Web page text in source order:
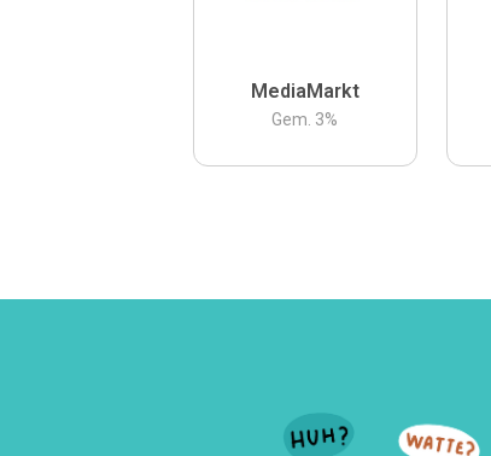
MediaMarkt
Gem. 3%